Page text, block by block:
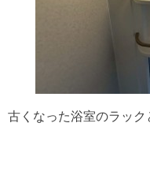
古くなった浴室のラック